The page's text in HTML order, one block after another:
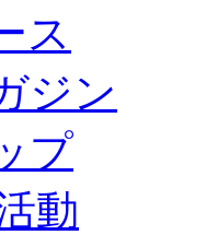
ス
ジン
プ
動